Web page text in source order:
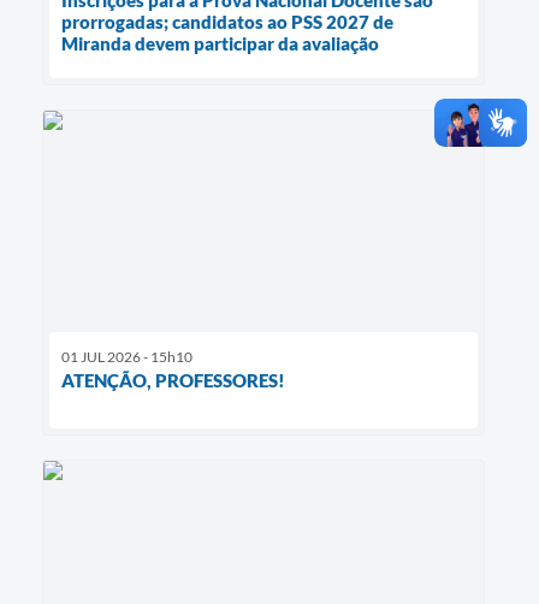
prorrogadas; candidatos ao PSS 2027 de
Miranda devem participar da avaliação
01 JUL 2026 - 15h10
ATENÇÃO, PROFESSORES!